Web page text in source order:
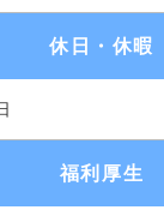
休日・休暇
福利厚生